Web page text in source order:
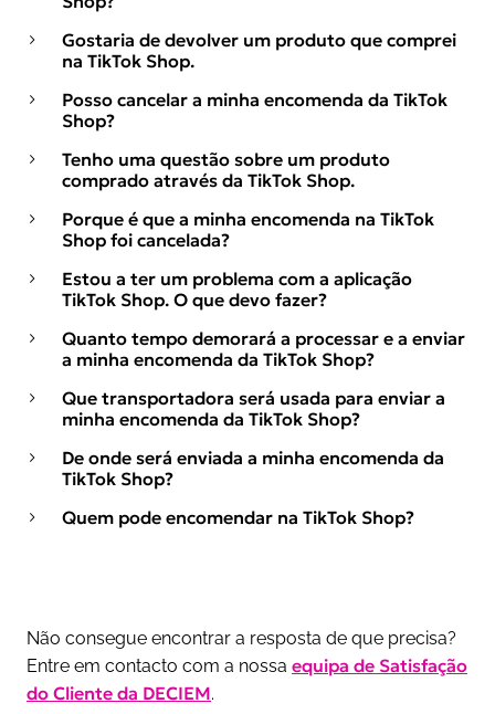
Gostaria de devolver um produto que comprei
na TikTok Shop.
Posso cancelar a minha encomenda da TikTok
Shop?
Tenho uma questão sobre um produto
comprado através da TikTok Shop.
Porque é que a minha encomenda na TikTok
Shop foi cancelada?
Estou a ter um problema com a aplicação
TikTok Shop. O que devo fazer?
Quanto tempo demorará a processar e a enviar
a minha encomenda da TikTok Shop?
Que transportadora será usada para enviar a
minha encomenda da TikTok Shop?
De onde será enviada a minha encomenda da
TikTok Shop?
Quem pode encomendar na TikTok Shop?
Não consegue encontrar a resposta de que precisa?
Entre em contacto com a nossa equipa de Satisfação
do Cliente da DECIEM.